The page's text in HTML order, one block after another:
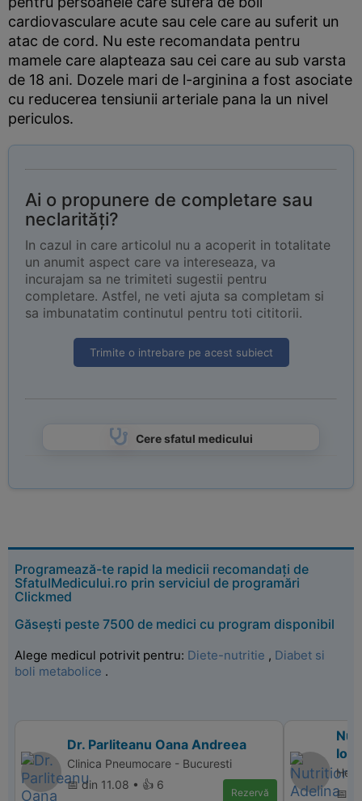
cardiovasculare acute sau cele care au suferit un
atac de cord. Nu este recomandata pentru
mamele care alapteaza sau cei care au sub varsta
de 18 ani. Dozele mari de l-arginina a fost asociate
cu reducerea tensiunii arteriale pana la un nivel
periculos.
Ai o propunere de completare sau
neclarități?
In cazul in care articolul nu a acoperit in totalitate
un anumit aspect care va intereseaza, va
incurajam sa ne trimiteti sugestii pentru
completare. Astfel, ne veti ajuta sa completam si
sa imbunatatim continutul pentru toti cititorii.
Trimite o intrebare pe acest subiect
Cere sfatul medicului
Programează-te rapid la medicii recomandați de
SfatulMedicului.ro prin serviciul de programări
Clickmed
Găsești peste 7500 de medici cu program disponibil
Alege medicul potrivit pentru: Diete-nutritie , Diabet si
boli metabolice .
Dr. Parliteanu Oana Andreea
Clinica Pneumocare - Bucuresti
📅 din 11.08 • 👍 6
Rezervă
📅